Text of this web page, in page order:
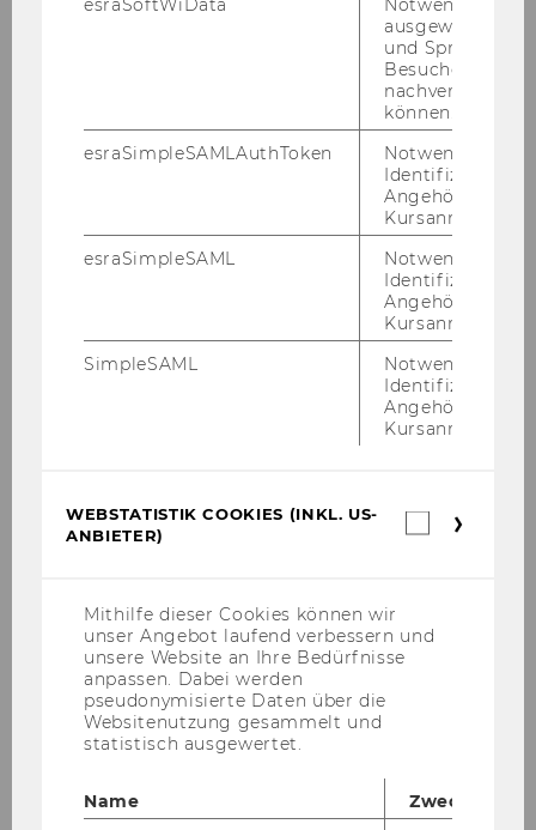
Kein „WU mat­ters. WU talks.“-​Event mehr
AN­MEL­DUNG ZUM NEWS­LET­TER
esraSoftWiData
Notwendig um
ausgewählte
und
Besuchers
nachverfolgen
können.
esraSimpleSAMLAuthToken
Notwendig zur
Identifizierung
Angehörige/r für
Kursanmeldung.
esraSimpleSAML
Notwendig zur
Identifizierung
Angehörige/r für
Kursanmeldung.
SimpleSAML
Notwendig zur
Identifizierung
Angehörige/r für
Kursanmeldung.
WEBSTATISTIK COOKIES (INKL. US-
ANBIETER)
Mithilfe dieser Cookies können wir
unser Angebot laufend verbessern und
unsere Website an Ihre Bedürfnisse
anpassen. Dabei werden
pseudonymisierte Daten über die
Websitenutzung gesammelt und
statistisch ausgewertet.
Name
Zweck